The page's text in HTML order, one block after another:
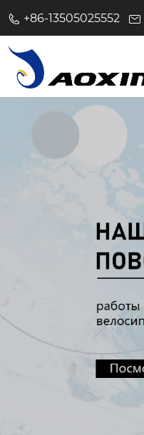
+86-13505025552